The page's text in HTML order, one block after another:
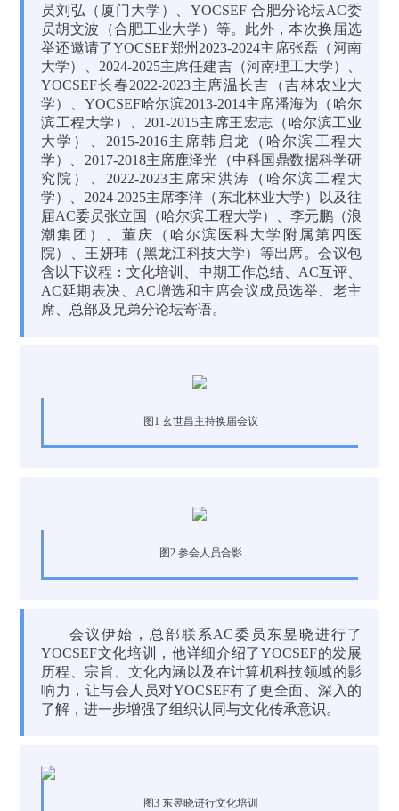
员刘弘（厦门大学）、YOCSEF 合肥分论坛AC委
员胡文波（合肥工业大学）等。此外，本次换届选
举还邀请了YOCSEF郑州2023-2024主席张磊（河南
大学）、2024-2025主席任建吉（河南理工大学）、
YOCSEF长春2022-2023主席温长吉（吉林农业大
学）、YOCSEF哈尔滨2013-2014主席潘海为（哈尔
滨工程大学）、201-2015主席王宏志（哈尔滨工业
大学）、2015-2016主席韩启龙（哈尔滨工程大
学）、2017-2018主席鹿泽光（中科国鼎数据科学研
究院）、2022-2023主席宋洪涛（哈尔滨工程大
学）、2024-2025主席李洋（东北林业大学）以及往
届AC委员张立国（哈尔滨工程大学）、李元鹏（浪
潮集团）、董庆（哈尔滨医科大学附属第四医
院）、王妍玮（黑龙江科技大学）等出席。会议包
含以下议程：文化培训、中期工作总结、AC互评、
AC延期表决、AC增选和主席会议成员选举、老主
席、总部及兄弟分论坛寄语。
图1 玄世昌主持换届会议
图2 参会人员合影
会议伊始，总部联系AC委员东昱晓进行了
YOCSEF文化培训，他详细介绍了YOCSEF的发展
历程、宗旨、文化内涵以及在计算机科技领域的影
响力，让与会人员对YOCSEF有了更全面、深入的
了解，进一步增强了组织认同与文化传承意识。
图3 东昱晓进行文化培训